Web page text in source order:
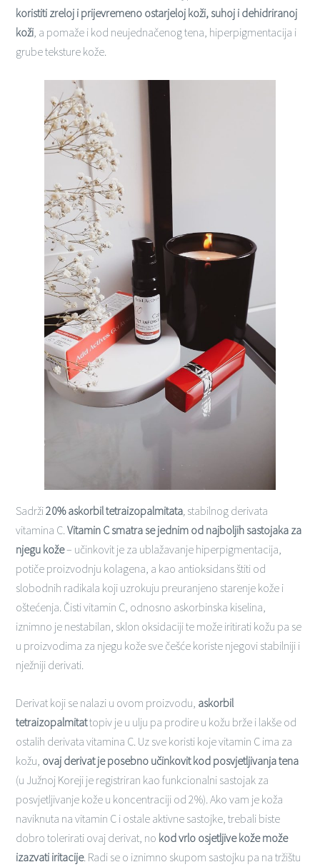
koristiti zreloj i prijevremeno ostarjeloj koži, suhoj i dehidriranoj
koži, a pomaže i kod neujednačenog tena, hiperpigmentacija i
grube teksture kože.
Sadrži20% askorbil tetraizopalmitata, stabilnog derivata
vitamina C.Vitamin C smatra se jednim od najboljih sastojaka za
njegu kože– učinkovit je za ublažavanje hiperpigmentacija,
potiče proizvodnju kolagena, a kao antioksidans štiti od
slobodnih radikala koji uzrokuju preuranjeno starenje kože i
oštećenja. Čisti vitamin C, odnosno askorbinska kiselina,
iznimno je nestabilan, sklon oksidaciji te može iritirati kožu pa se
u proizvodima za njegu kože sve češće koriste njegovi stabilniji i
nježniji derivati.
Derivat koji se nalazi u ovom proizvodu, askorbil
tetraizopalmitattopiv je u ulju pa prodire u kožu brže i lakše od
ostalih derivata vitamina C. Uz sve koristi koje vitamin C ima za
kožu, ovaj derivat je posebno učinkovit kod posvjetljivanja tena
(u Južnoj Koreji je registriran kao funkcionalni sastojak za
posvjetljivanje kože u koncentraciji od 2%). Ako vam je koža
naviknuta na vitamin C i ostale aktivne sastojke, trebali biste
dobro tolerirati ovaj derivat, no kod vrlo osjetljive kože može
izazvati iritacije. Radi se o iznimno skupom sastojku pa na tržištu